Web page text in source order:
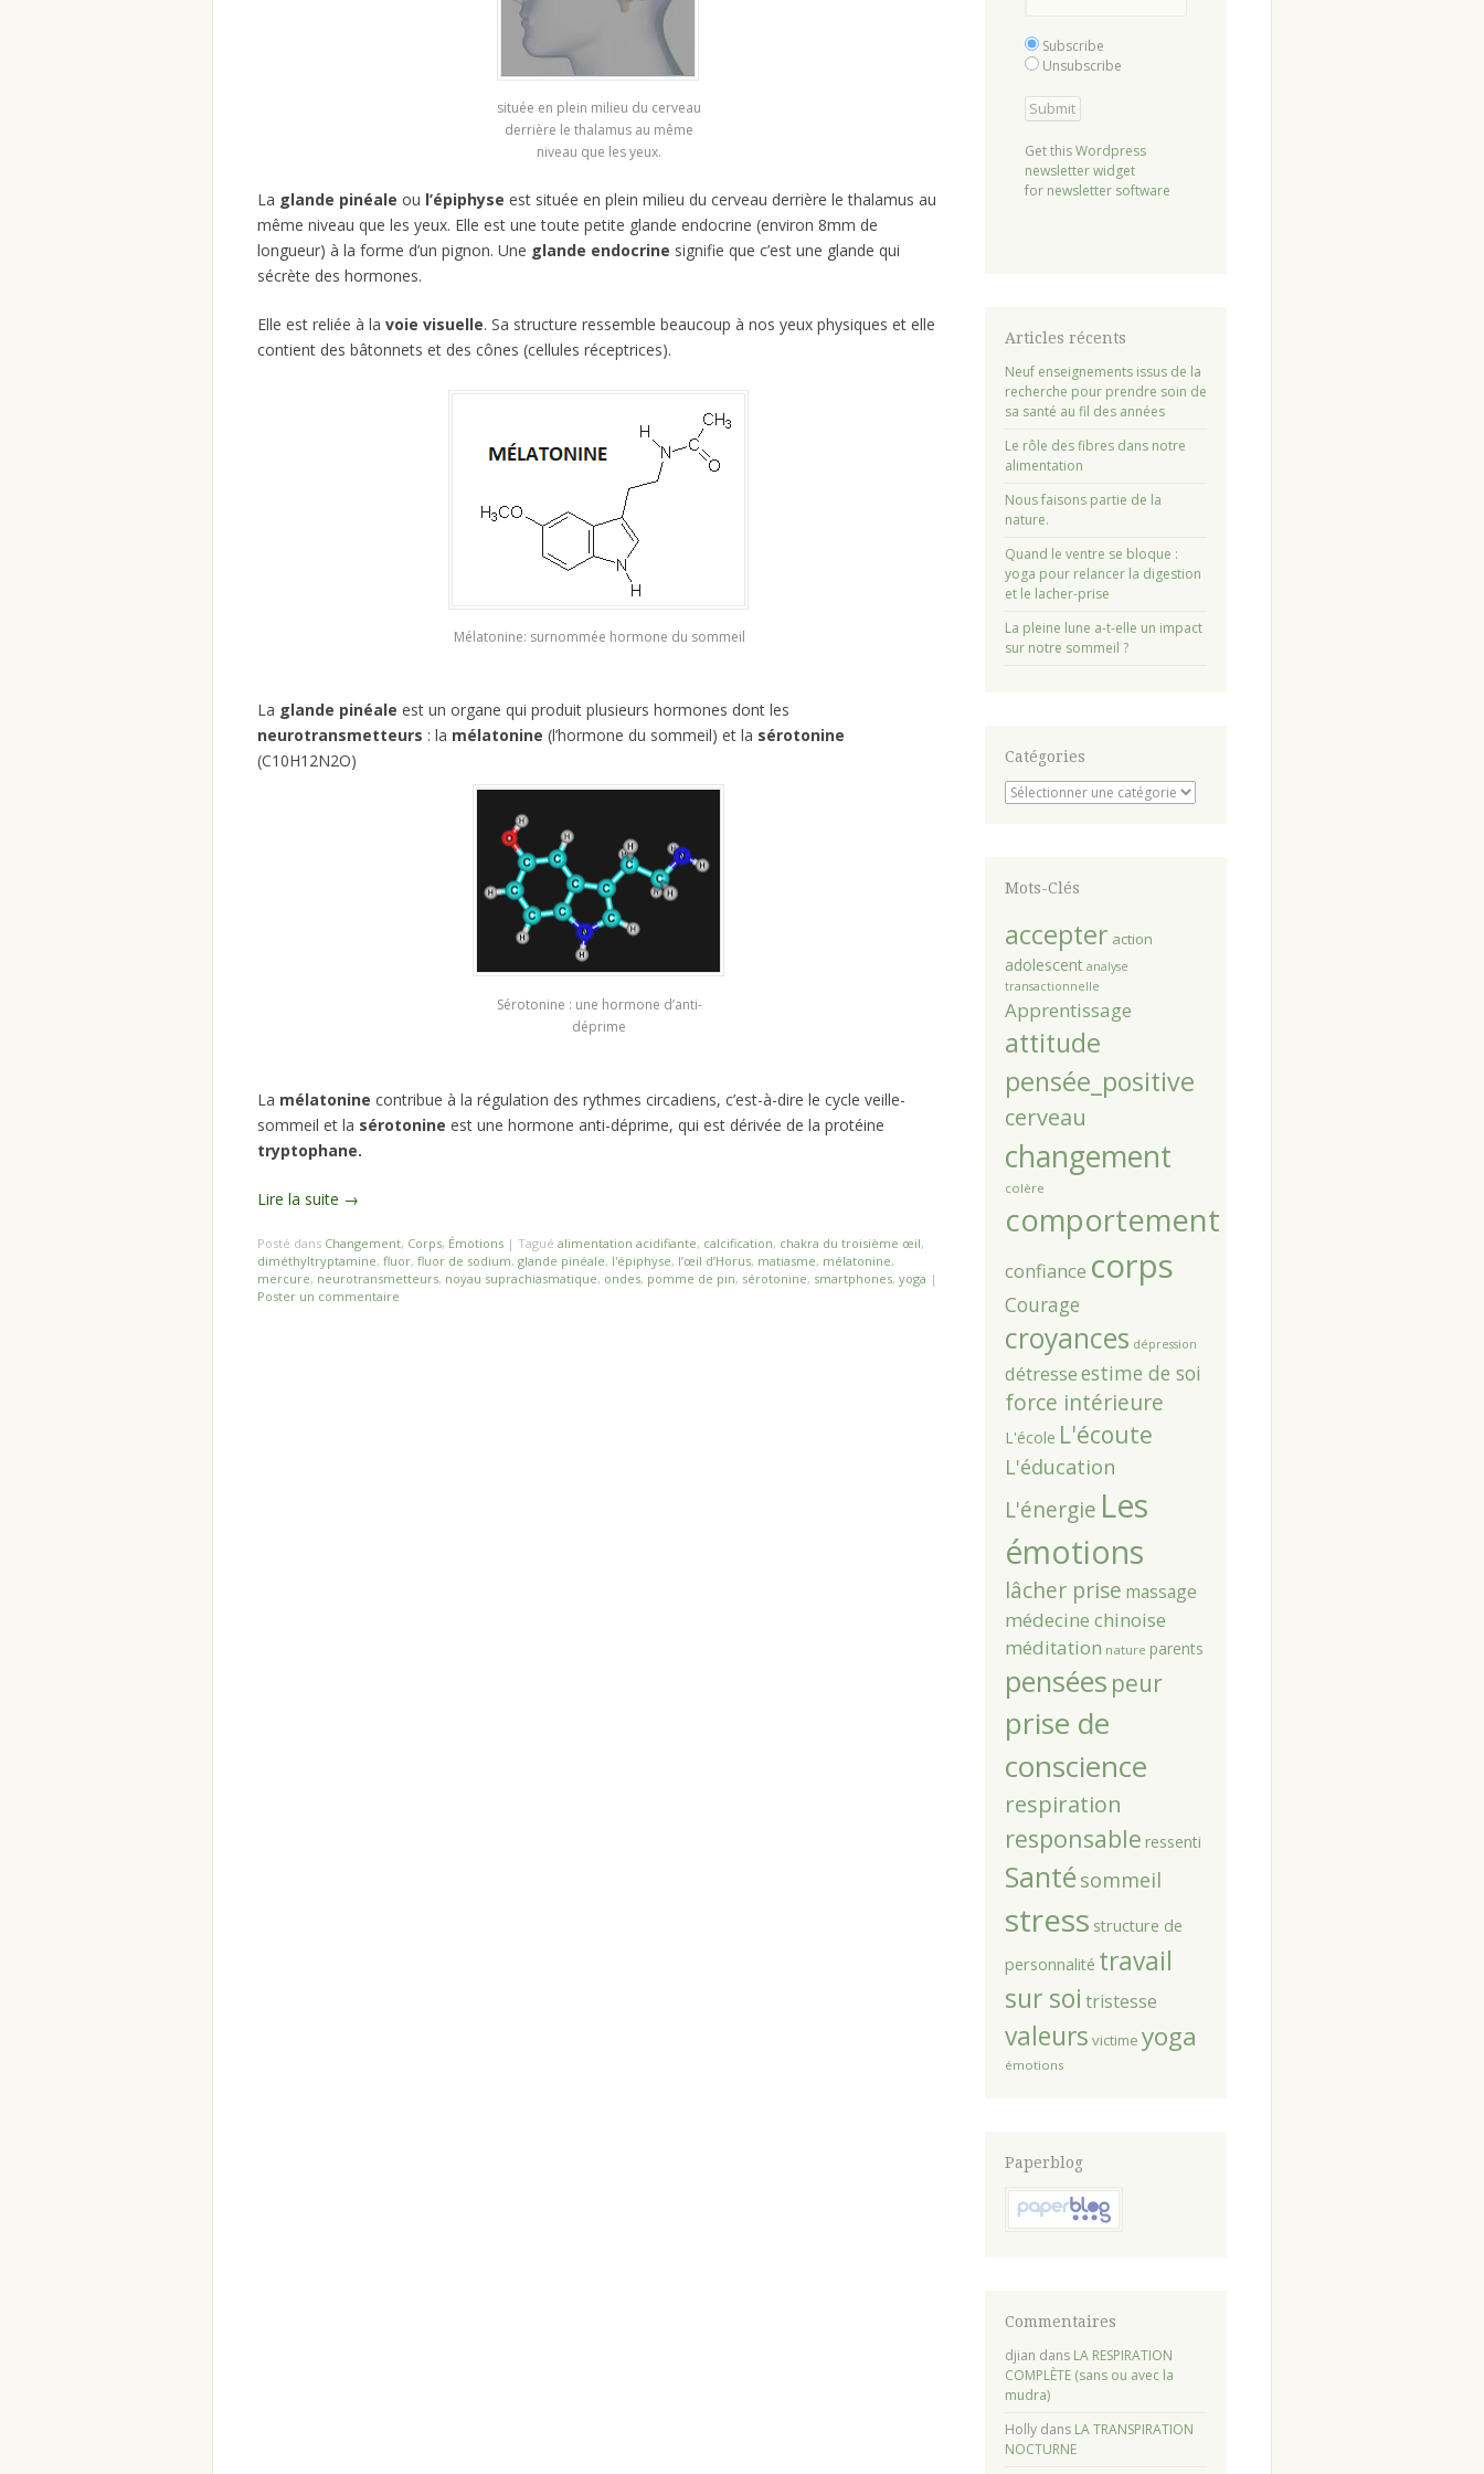
située en plein milieu du cerveau
derrière le thalamus au même
niveau que les yeux.
La glande pinéale ou l’épiphyse est située en plein milieu du cerveau derrière le thalamus au
même niveau que les yeux. Elle est une toute petite glande endocrine (environ 8mm de
longueur) à la forme d’un pignon. Une glande endocrine signifie que c’est une glande qui
sécrète des hormones.
Elle est reliée à la voie visuelle. Sa structure ressemble beaucoup à nos yeux physiques et elle
contient des bâtonnets et des cônes (cellules réceptrices).
Mélatonine: surnommée hormone du sommeil
La glande pinéale est un organe qui produit plusieurs hormones dont les
neurotransmetteurs : la mélatonine (l’hormone du sommeil) et la sérotonine
(C10H12N2O)
Sérotonine : une hormone d’anti-
déprime
La mélatonine contribue à la régulation des rythmes circadiens, c’est-à-dire le cycle veille-
sommeil et la sérotonine est une hormone anti-déprime, qui est dérivée de la protéine
tryptophane.
Lire la suite →
Posté dans Changement, Corps, Émotions | Tagué alimentation acidifiante, calcification, chakra du troisième œil,
diméthyltryptamine, fluor, fluor de sodium, glande pinéale, l'épiphyse, l’œil d’Horus, matiasme, mélatonine,
mercure, neurotransmetteurs, noyau suprachiasmatique, ondes, pomme de pin, sérotonine, smartphones, yoga |
Poster un commentaire
Subscribe
Unsubscribe
Get thisWordpress
newsletter widget
for newsletter software
Articles récents
Neuf enseignements issus de la
recherche pour prendre soin de
sa santé au fil des années
Le rôle des fibres dans notre
alimentation
Nous faisons partie de la
nature.
Quand le ventre se bloque :
yoga pour relancer la digestion
et le lacher-prise
La pleine lune a-t-elle un impact
sur notre sommeil ?
Catégories
Catégories
Mots-Clés
accepter action
adolescent analyse
transactionnelle
Apprentissage
attitude
pensée_positive
cerveau
changement
colère
comportement
confiance corps
Courage
croyances dépression
détresseestime de soi
force intérieure
L'école L'écoute
L'éducation
L'énergie Les
émotions
lâcher prise massage
médecine chinoise
méditation nature parents
pensées peur
prise de
conscience
respiration
responsable ressenti
Santé sommeil
stress structure de
personnalité travail
sur soi tristesse
valeurs victime yoga
émotions
Paperblog
Commentaires
djian dans LA RESPIRATION
COMPLÈTE (sans ou avec la
mudra)
Hollydans LA TRANSPIRATION
NOCTURNE